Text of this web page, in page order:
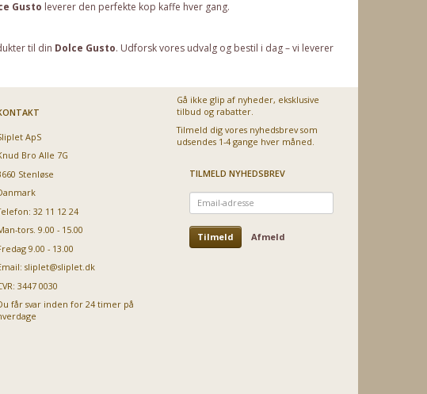
Gusto leverer den perfekte kop kaffe hver gang.
til din Dolce Gusto. Udforsk vores udvalg og bestil i dag – vi leverer
ApS
Bro Alle 7G
Stenløse
32 11 12 24
tors. 9.00 - 15.00
9.00 - 13.00
sliplet@sliplet.dk
3447 0030
får svar inden for 24 timer på
Gå ikke glip af nyheder, eksklusive
tilbud og rabatter.
Tilmeld dig vores nyhedsbrev som
udsendes 1-4 gange hver måned.
TILMELD NYHEDSBREV
Email-
adresse
Tilmeld Afmeld